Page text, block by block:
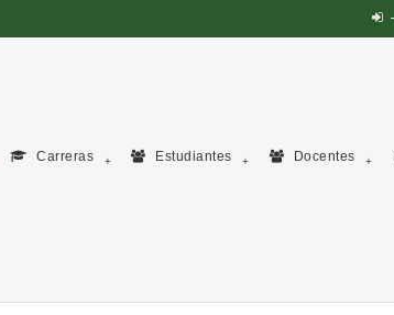
Carreras Estudiantes Docentes